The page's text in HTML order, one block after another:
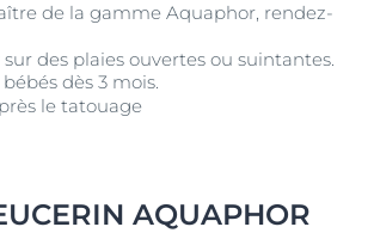
de la gamme Aquaphor, rendez-
des plaies ouvertes ou suintantes.
dès 3 mois.
le tatouage
AQUAPHOR